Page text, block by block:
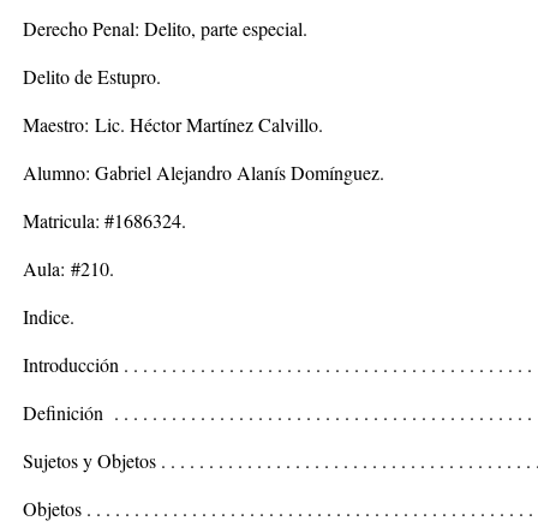
Derecho Penal: Delito, parte especial.
Delito de Estupro.
Maestro: Lic. Héctor Martínez Calvillo.
Alumno: Gabriel Alejandro Alanís Domínguez.
Matricula: #1686324.
Aula: #210.
Indice.
Introducción . . . . . . . . . . . . . . . . . . . . . . . . . . . . . . . . . . . . . . . . . .
Definición . . . . . . . . . . . . . . . . . . . . . . . . . . . . . . . . . . . . . . . . . . .
Sujetos y Objetos . . . . . . . . . . . . . . . . . . . . . . . . . . . . . . . . . . . . . .
Objetos . . . . . . . . . . . . . . . . . . . . . . . . . . . . . . . . . . . . . . . . . . . . . .